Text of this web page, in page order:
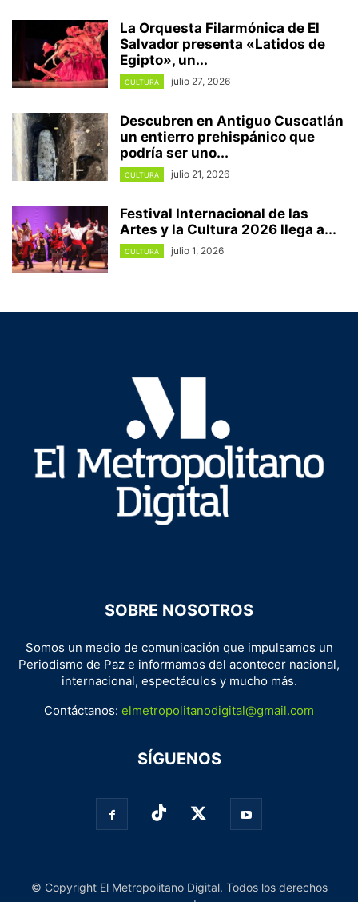
La Orquesta Filarmónica de El
Salvador presenta «Latidos de
Egipto», un...
CULTURA julio 27, 2026
Descubren en Antiguo Cuscatlán
un entierro prehispánico que
podría ser uno...
CULTURA julio 21, 2026
Festival Internacional de las
Artes y la Cultura 2026 llega a...
CULTURA julio 1, 2026
SOBRE NOSOTROS
Somos un medio de comunicación que impulsamos un
Periodismo de Paz e informamos del acontecer nacional,
internacional, espectáculos y mucho más.
Contáctanos: elmetropolitanodigital@gmail.com
SÍGUENOS
© Copyright El Metropolitano Digital. Todos los derechos